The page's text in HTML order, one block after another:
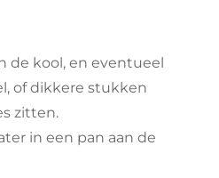
de kool, en eventueel
of dikkere stukken
zitten.
in een pan aan de